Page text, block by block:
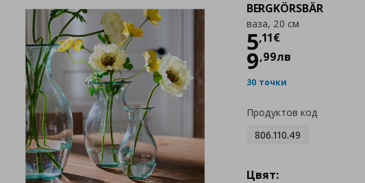
BERGKÖRSBÄR
ваза, 20 см
5,11€
Цена
9,99лв
30 точки
Продуктов код
806.110.49
Цвят: